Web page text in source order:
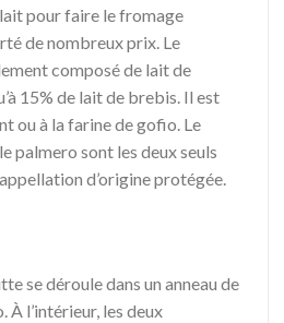
pour faire le fromage
de nombreux prix. Le
composé de lait de
15% de lait de brebis. Il est
ou à la farine de gofio. Le
palmero sont les deux seuls
d’origine protégée.
se déroule dans un anneau de
À l’intérieur, les deux